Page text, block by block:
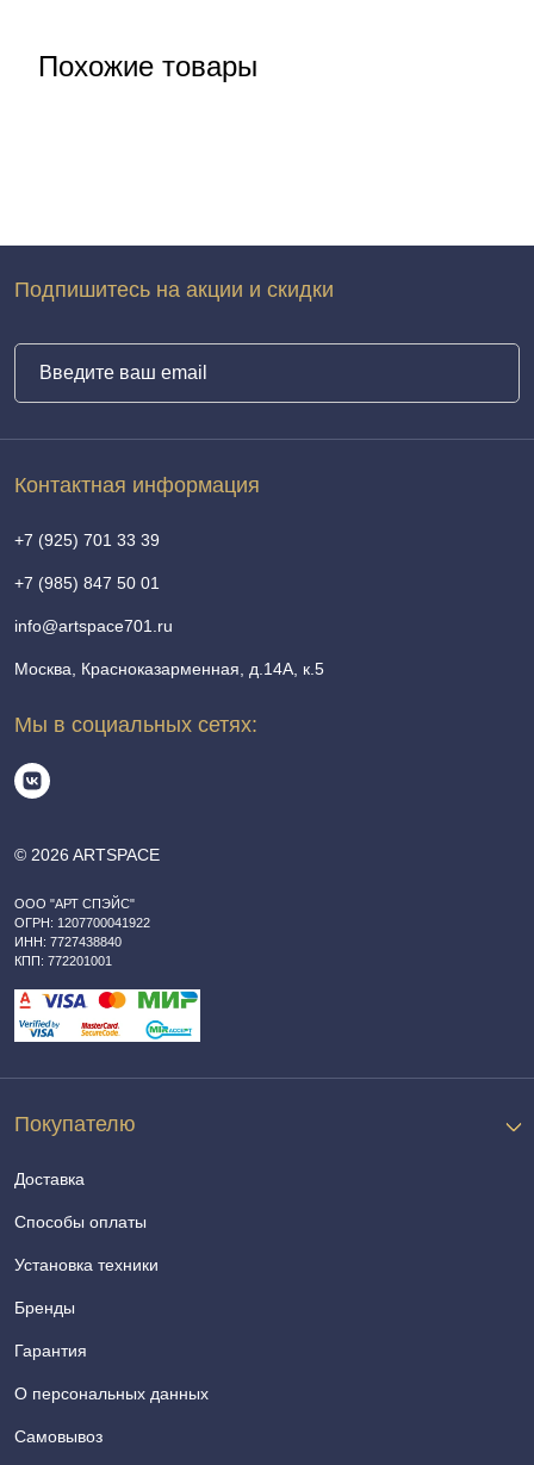
Похожие товары
© 2026 ARTSPACE
ООО "АРТ СПЭЙС"
ОГРН: 1207700041922
ИНН: 7727438840
КПП: 772201001
Покупателю
Доставка
Способы оплаты
Установка техники
Бренды
Гарантия
О персональных данных
Самовывоз
Контактная информация
+7 (925) 701 33 39
+7 (985) 847 50 01
info@artspace701.ru
Москва, Красноказарменная, д.14А, к.5
Мы в социальных сетях:
Подпишитесь на акции и скидки